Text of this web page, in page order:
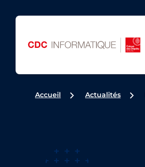
Accueil Actualités